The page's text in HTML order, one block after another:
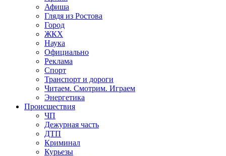
Афиша
Глядя из Ростова
Город
ЖКХ
Наука
Официально
Реклама
Спорт
Транспорт и дороги
Читаем. Смотрим. Играем
Энергетика
Происшествия
ЧП
Дежурная часть
ДТП
Криминал
Курьезы